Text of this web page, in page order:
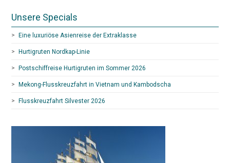
Unsere Specials
Eine luxuriöse Asienreise der Extraklasse
Hurtigruten Nordkap-Linie
Postschiffreise Hurtigruten im Sommer 2026
Mekong-Flusskreuzfahrt in Vietnam und Kambodscha
Flusskreuzfahrt Silvester 2026